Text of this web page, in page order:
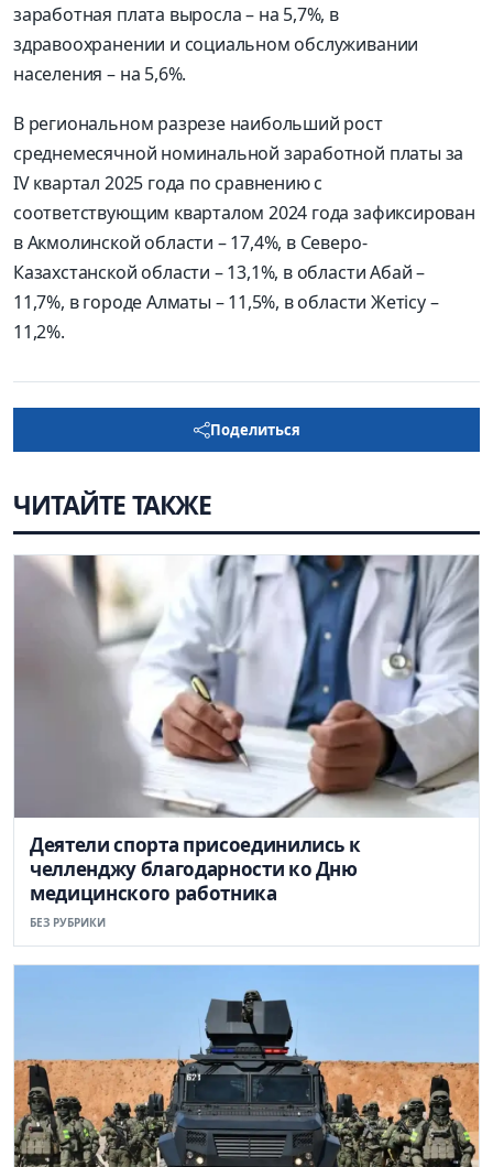
заработная плата выросла – на 5,7%, в
здравоохранении и социальном обслуживании
населения – на 5,6%.
В региональном разрезе наибольший рост
среднемесячной номинальной заработной платы за
IV квартал 2025 года по сравнению с
соответствующим кварталом 2024 года зафиксирован
в Акмолинской области – 17,4%, в Северо-
Казахстанской области – 13,1%, в области Абай –
11,7%, в городе Алматы – 11,5%, в области Жетісу –
11,2%.
Поделиться
ЧИТАЙТЕ ТАКЖЕ
Деятели спорта присоединились к
челленджу благодарности ко Дню
медицинского работника
БЕЗ РУБРИКИ